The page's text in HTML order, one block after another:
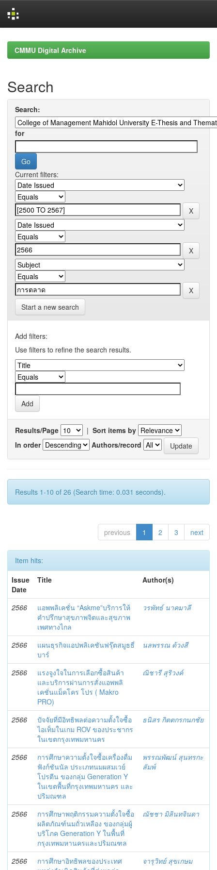
navigationCMMU Digital Archive
Search
Search:
for
Current filters:
Start a new search
Add filters:
Use filters to refine the search results.
Results/Page | Sort items by
In order
Authors/record
Results 1-10 of 26 (Search time: 0.031 seconds).
previous 1 2 3 next
Item hits:
Issue
Date
Title Author(s)
2566
แอพพลิเคชั่น “Askme”บริการให้
คำปรึกษาสุขภาพจิตและสุขภาพ
เพศทางไกล
วรพัทธ์ นาคมาลี
2566
แผนธุรกิจแอปพลิเคชันฟรุ๊ตสมูธธี่
บาร์
นลพรรณ ด้วงสี
2566
แรงจูงใจในการเลือกซื้อสินค้า
และบริการผ่านการสั่งแอพพลิ
เคชั่นแม็คโคร โปร ( Makro
PRO)
ณิชารี สุริวงค์
2566
ปัจจัยที่มีอิทธิพลต่อความตั้งใจซื้อ
ไอเท็มในเกม ROV ของประชากร
ในเขตกรุงเทพมหานคร
ธนิสร กิตตกรกนกชัย
2566
การศึกษาความตั้งใจซื้อเครื่องดื่ม
ฟังก์ชันนัล ประเภทนมผสมเวย์
โปรตีน ของกลุ่ม Generation Y
ในเขตพื้นที่กรุงเทพมหานคร และ
ปริมณฑล
พรรณพัฒน์ สุนทรกะ
ลัมพ์
2566
การศึกษาพฤติกรรมความตั้งใจซื้อ
ผลิตภัณฑ์นมถั่วเหลือง ของกลุ่มผู้
บริโภค Generation Y ในพื้นที่
กรุงเทพมหานครและปริมณฑล
ณัชชา มิลินทจินดา
2566
การศึกษาอิทธิพลของประเทศ
จารุวิทย์ สุขเกษม